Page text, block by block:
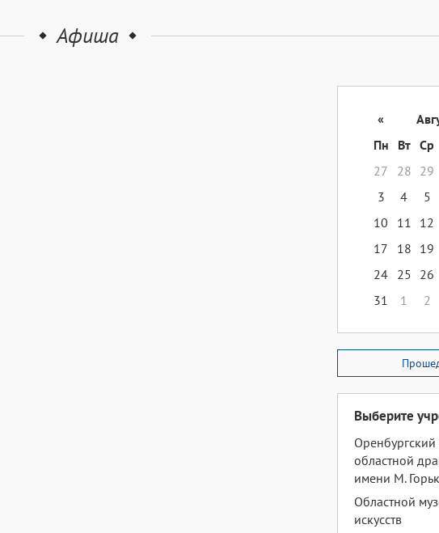
Афиша
«
Пн
Вт Ср
27
28 29
3
4 5
10
11 12
17
18 19
24 25 26
31
1 2
Выберите
Оренбургский
областной
имени М.
Областной
искусств